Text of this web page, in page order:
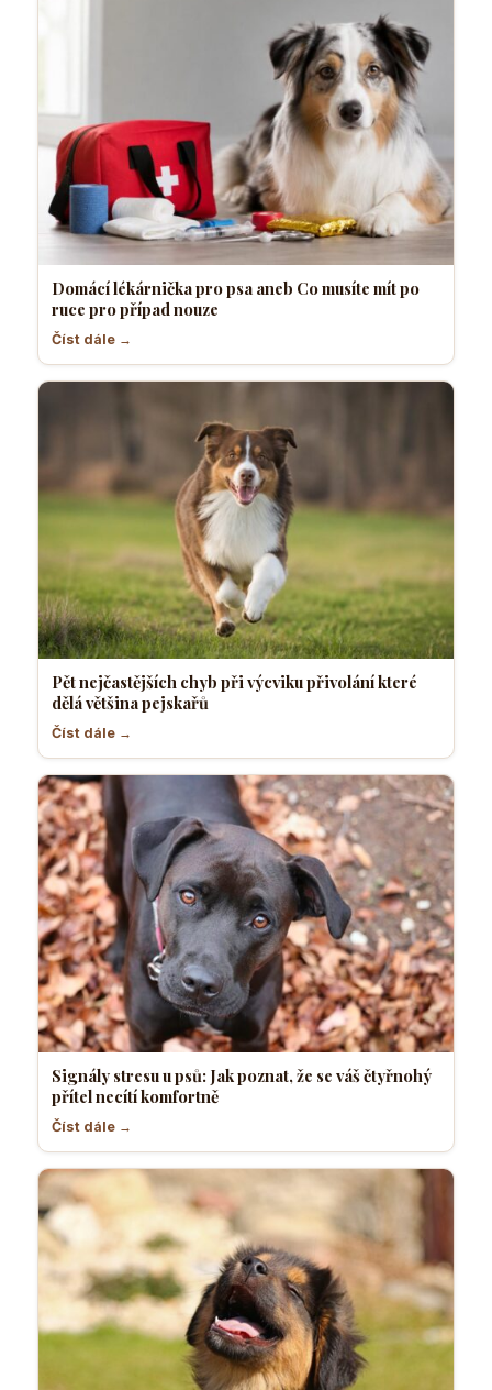
Domácí lékárnička pro psa aneb Co musíte mít po
ruce pro případ nouze
Číst dále →
Pět nejčastějších chyb při výcviku přivolání které
dělá většina pejskařů
Číst dále →
Signály stresu u psů: Jak poznat, že se váš čtyřnohý
přítel necítí komfortně
Číst dále →